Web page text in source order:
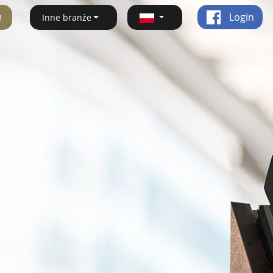
Inne branże Login